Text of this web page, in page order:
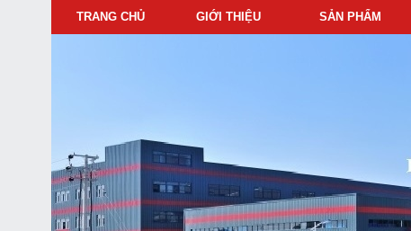
TRANG CHỦ GIỚI THIỆU SẢN PHẨM